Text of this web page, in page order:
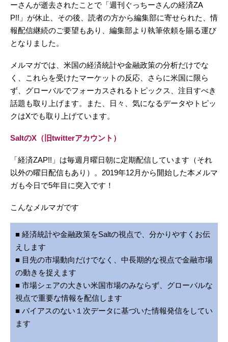
ーさんが逝去されたことで「週刊ぐっちーさんの経済ZA
P!!」が休止、その後、読者の方から編集部に寄せられた、情
報配信継続のご要望もあり、編集部より執筆依頼を賜る運び
となりました。
メルマガでは、米国の経済統計や金融政策の分析だけでな
く、これらを受けたマーケットの反応、さらに米国に限ら
ず、グローバルでフォーカスされるトピックス、注目すべき
話題も取り上げます。また、日々、気になるデータやトピッ
クはXでも取り上げています。
SaltのX（旧twitterアカウント）
「経済ZAP!!」は毎週月曜日朝に定期配信しています（それ
以外の曜日配信もあり）。2019年12月から開始した本メルマ
ガも今日で5年目に突入です！
こんなメルマガです
■ 経済統計や金融政策をSaltの視点で、分かりやすくお伝
えします
■ 目先の市場動向だけでなく、中長期的な視点で金融市場
の動きを捉えます
■ 市場シェアの大きい米国市場のみならず、グローバルな
視点で重要な情報を配信します
■ バイアスのない１次データに基づいた情報発信をしてい
ます